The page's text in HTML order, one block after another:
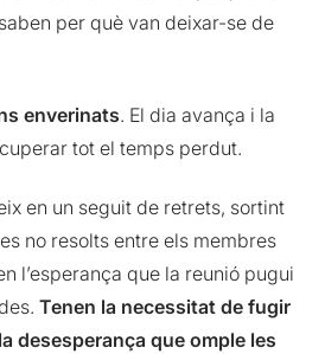
per què van deixar-se de
enverinats. El dia avança i la
tot el temps perdut.
en un seguit de retrets, sortint
no resolts entre els membres
l’esperança que la reunió pugui
Tenen la necessitat de fugir
desesperança que omple les